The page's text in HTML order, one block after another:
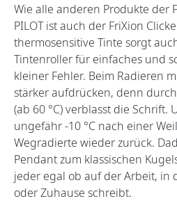
Wie alle anderen Produkte der
PILOT ist auch der FriXion
thermosensitive Tinte sorgt
Tintenroller für einfaches und
kleiner Fehler. Beim Radieren
stärker aufdrücken, denn
(ab 60 °C) verblasst die Schrift.
ungefähr -10 °C nach einer
Wegradierte wieder zurück.
Pendant zum klassischen
jeder egal ob auf der Arbeit, in
oder Zuhause schreibt.